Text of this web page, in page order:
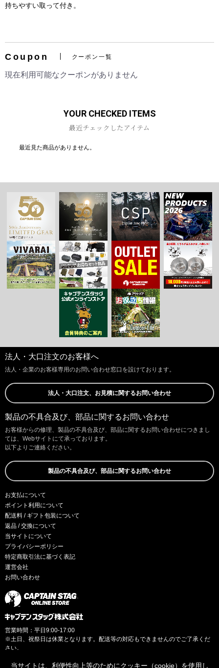
持ちやすい取って付き。
Coupon クーポン一覧
現在利用可能なクーポンがありません
YOUR CHECKED ITEMS
最近チェックしたアイテム
最近見た商品がありません。
法人・大口注文のお客様へ
法人・企業のお客様専用のお問い合わせ窓口を設けております。
法人・大口注文、お見積に関するお問い合わせ
製品の不具合及び、部品に関するお問い合わせ
お客様からの修理、製品の不具合及び、部品に関するお問い合わせにつきまし
ては、Webサイトにて承っております。
以下よりご連絡ください。
製品の不具合及び、部品に関するお問い合わせ
お支払について
ポイント利用について
配送料 / ギフト包装について
返品 / 交換について
当サイトについて
プライバシーポリシー
特定商取引法に基づく表記
運営会社
お問い合わせ
営業時間：平日9:00-17:00
※土日、祝祭日は休業となります。配送等の対応もできませんのでご了承くだ
さい。
当サイトは、利便性向上等のためにクッキー（cookie）を使用し